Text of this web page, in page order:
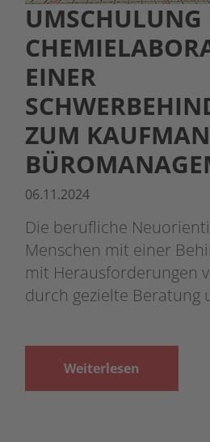
UMSCHULUNG
EINER
ZUM
06.11.2024
Die berufliche
Menschen mit einer
mit Herausforderungen
durch gezielte Beratung
Weiterlesen